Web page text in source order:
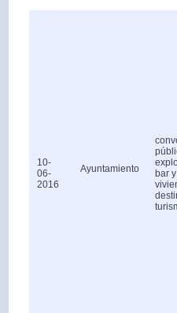
10-
06-
2016
Ayuntamiento
bar